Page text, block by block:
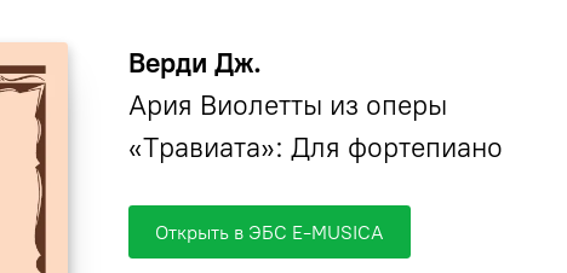
Верди Дж.
Ария Виолетты из оперы
«Травиата»: Для фортепиано
Открыть в ЭБС E-MUSICA